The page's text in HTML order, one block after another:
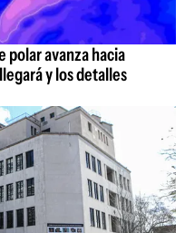
polar avanza hacia
y los detalles